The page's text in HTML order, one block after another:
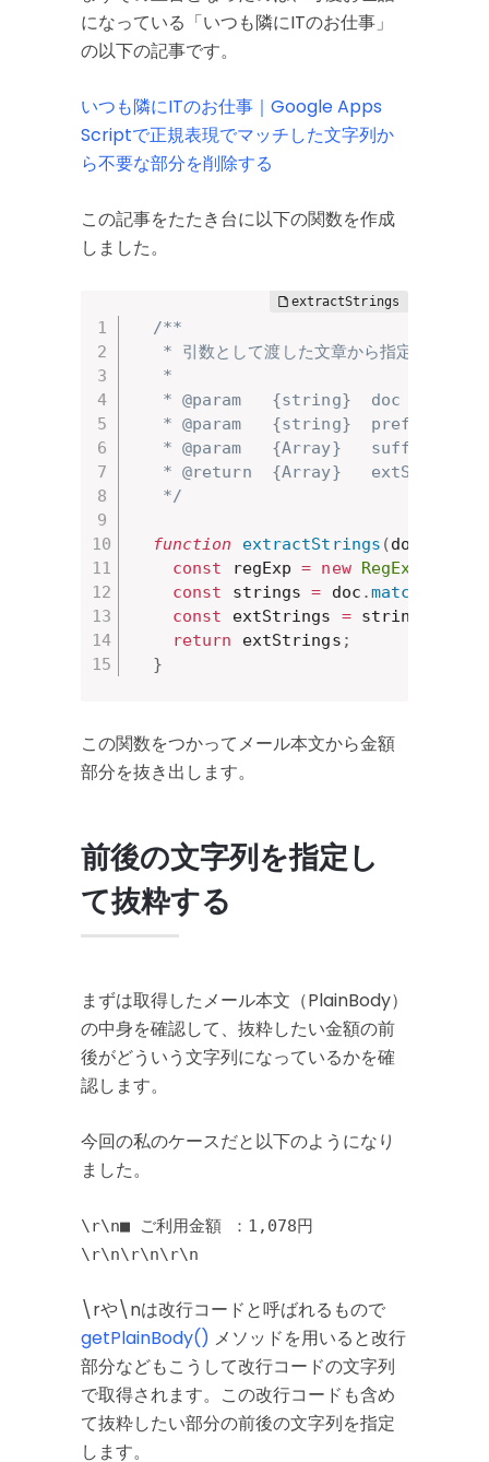
になっている「いつも隣にITのお仕事」
の以下の記事です。
いつも隣にITのお仕事｜Google Apps
Scriptで正規表現でマッチした文字列か
ら不要な部分を削除する
この記事をたたき台に以下の関数を作成
しました。
/**
* 引数として渡した文章から指定した文字
   *
* @param   {string}  doc - 文章（
* @param   {string}  prefix - 抽出
* @param   {Array}   suffix - 抽出
* @return  {Array}   extStrings -
   */
function extractStrings (doc
const regExp = new RegExp
const strings = doc .match
const extStrings = strings
return extStrings ;
}
この関数をつかってメール本文から金額
部分を抜き出します。
前後の文字列を指定し
て抜粋する
まずは取得したメール本文（PlainBody）
の中身を確認して、抜粋したい金額の前
後がどういう文字列になっているかを確
認します。
今回の私のケースだと以下のようになり
ました。
\r\n■ ご利用金額 ：1,078円
\r\n\r\n\r\n
\rや\nは改行コードと呼ばれるもので
getPlainBody() メソッドを用いると改行
部分などもこうして改行コードの文字列
で取得されます。この改行コードも含め
て抜粋したい部分の前後の文字列を指定
します。